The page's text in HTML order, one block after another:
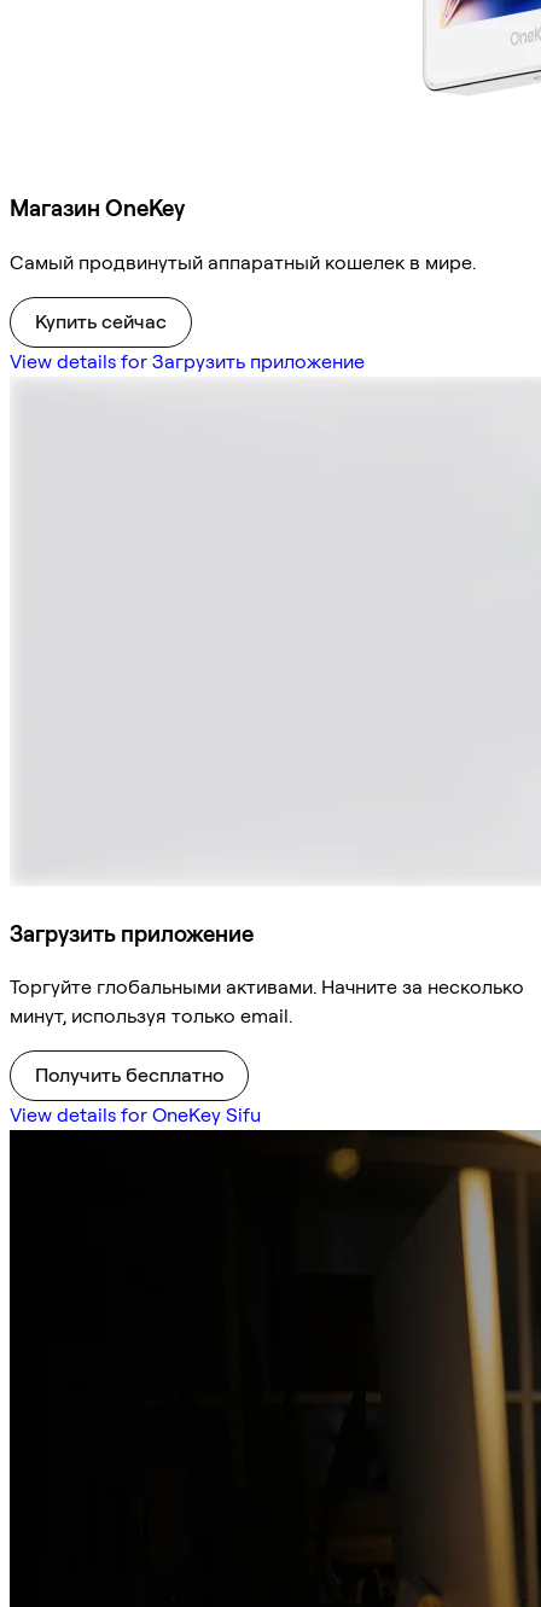
Магазин OneKey
Самый продвинутый аппаратный кошелек в мире.
Купить сейчас
View details for Загрузить приложение
Загрузить приложение
Торгуйте глобальными активами. Начните за несколько
минут, используя только email.
Получить бесплатно
View details for OneKey Sifu